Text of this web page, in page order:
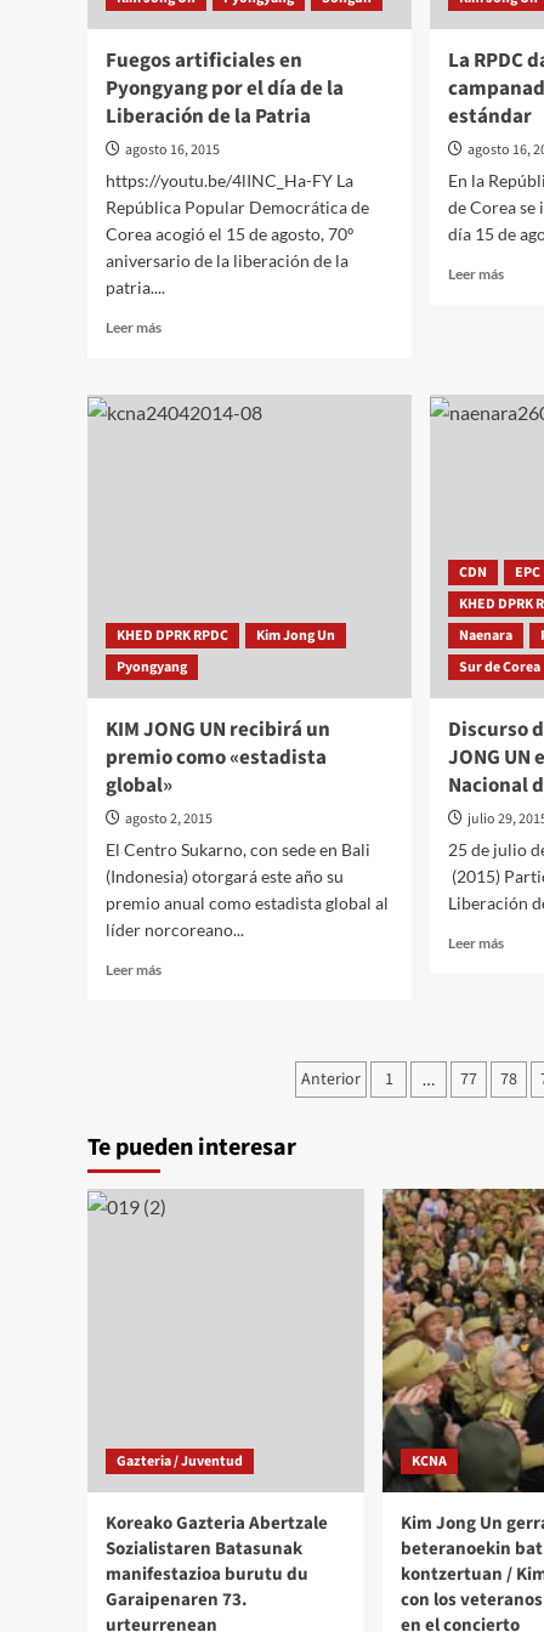
de
Corea
Fuegos artificiales en
Pyongyang por el día de la
Liberación de la Patria
agosto 16, 2015
https://youtu.be/4lINC_Ha-FY La
República Popular Democrática de
Corea acogió el 15 de agosto, 70º
aniversario de la liberación de la
patria....
Leer másLeer
Fuegos
artificiales
de
la
Patria
La RPDC
estándar
agosto 16,
En la
de Corea
día 15 de
Leer másLeer
la
KHED DPRK RPDC
Kim Jong Un
Pyongyang
KIM JONG UN recibirá un
premio como «estadista
global»
agosto 2, 2015
El Centro Sukarno, con sede en Bali
(Indonesia) otorgará este año su
premio anual como estadista global al
líder norcoreano...
Leer másLeer
premio
«estadista
global»
CDN EPC
KHED DPRK
Naenara
Sur de Corea
Discurso
JONG UN
Nacional
julio 29,
25 de julio
(2015)
Liberación
Leer másLeer
de
KIM
la
IV
de
Paginación
entradas
Anterior 1 … 77 78
Te pueden interesar
Gazteria / Juventud
Koreako Gazteria Abertzale
Sozialistaren Batasunak
manifestazioa burutu du
Garaipenaren 73.
urteurrenean
KCNA
Kim Jong Un
beteranoekin bat
kontzertuan /
con los
en el concierto